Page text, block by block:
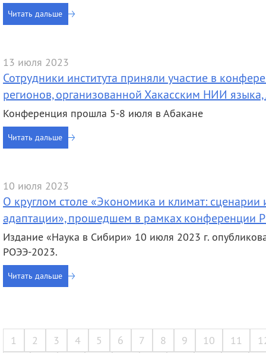
Читать дальше
13 июля 2023
Сотрудники института приняли участие в
регионов, организованной Хакасским НИИ
Конференция прошла 5-8 июля в Абакане
Читать дальше
10 июля 2023
О круглом столе «Экономика и климат:
адаптации», прошедшем в рамках конференции
Издание «Наука в Сибири» 10 июля 2023 г.
РОЭЭ-2023.
Читать дальше
1 2 3 4 5 6 7 8 9 10 11